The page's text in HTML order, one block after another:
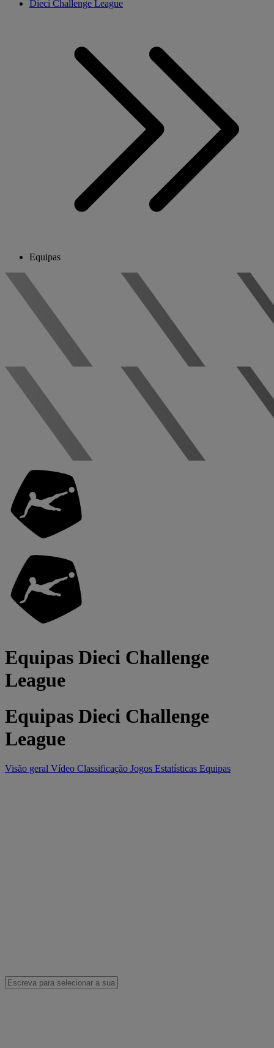
Dieci Challenge League
Equipas
Equipas Dieci Challenge
League
Equipas Dieci Challenge
League
Visão geral Vídeo Classificação Jogos Estatísticas Equipas